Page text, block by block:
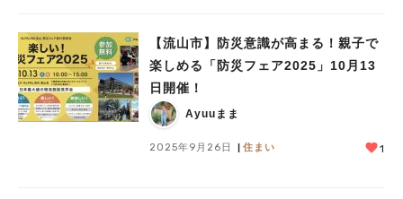
【流山市】防災意識が高まる！親子で
楽しめる「防災フェア2025」10月13
日開催！
Ayuuまま
2025年9月26日 住まい 1